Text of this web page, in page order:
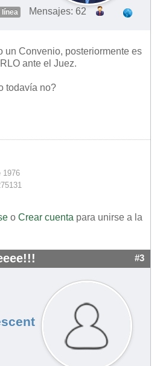
línea Mensajes: 62
un Convenio, posteriormente es
ante el Juez.
todavía no?
1976
o Crear cuenta para unirse a la
#3